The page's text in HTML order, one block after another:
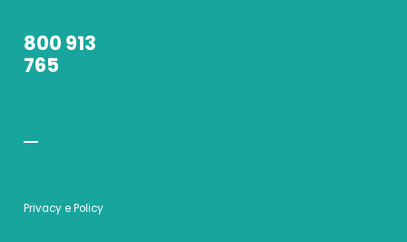
800 913
765
Privacy e Policy